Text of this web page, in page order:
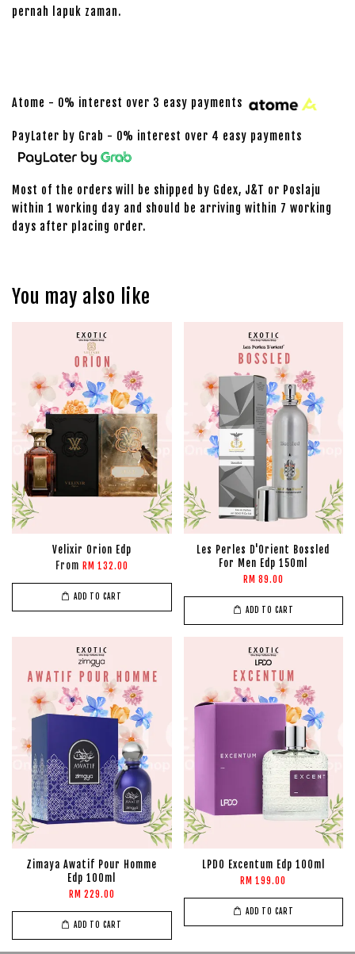
pernah lapuk zaman.
Atome - 0% interest over 3 easy payments
PayLater by Grab - 0% interest over 4 easy payments
Most of the orders will be shipped by Gdex, J&T or Poslaju
within 1 working day and should be arriving within 7 working
days after placing order.
You may also like
Velixir Orion Edp
From RM 132.00
ADD TO CART
Les Perles D'Orient Bossled
For Men Edp 150ml
RM 89.00
ADD TO CART
Zimaya Awatif Pour Homme
Edp 100ml
RM 229.00
ADD TO CART
LPDO Excentum Edp 100ml
RM 199.00
ADD TO CART